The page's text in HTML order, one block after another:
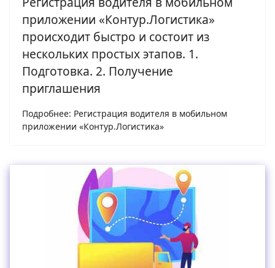
приложении «Контур.Логистика»
происходит быстро и состоит из
нескольких простых этапов. 1.
Подготовка. 2. Получение
приглашения
Подробнее: Регистрация водителя в мобильном
приложении «Контур.Логистика»